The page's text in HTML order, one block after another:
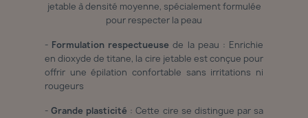
jetable à densité moyenne, spécialement formulée
pour respecter la peau
- Formulation respectueuse de la peau : Enrichie
en dioxyde de titane, la cire jetable est conçue pour
offrir une épilation confortable sans irritations ni
rougeurs
-Grande plasticité : Cette cire se distingue par sa